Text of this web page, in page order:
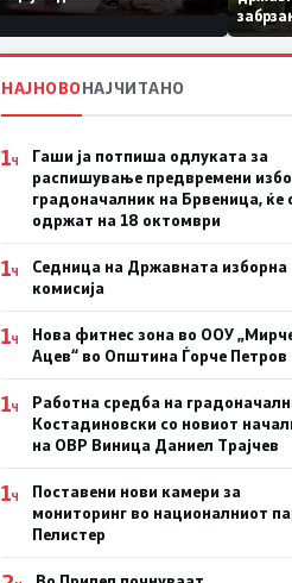
Коридор 8, Македонија
станува раскрсница на
Балканот
НАЈНОВОНАЈЧИТАНО
1Ч
Гаши ја потпиша одлуката за
распишување предвремени
градоначалник на Брвеница, ќе
одржат на 18 октомври
1Ч
Седница на Државната изборна
комисија
1Ч
Нова фитнес зона во ООУ
Ацев“ во Општина Ѓорче Петров
1Ч
Работна средба на
Костадиновски со новиот
на ОВР Виница Даниел Трајчев
1Ч
Поставени нови камери за
мониторинг во националниот
Пелистер